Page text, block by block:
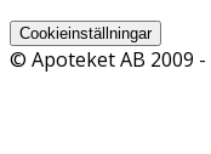
Cookieinställningar
© Apoteket AB 2009 -